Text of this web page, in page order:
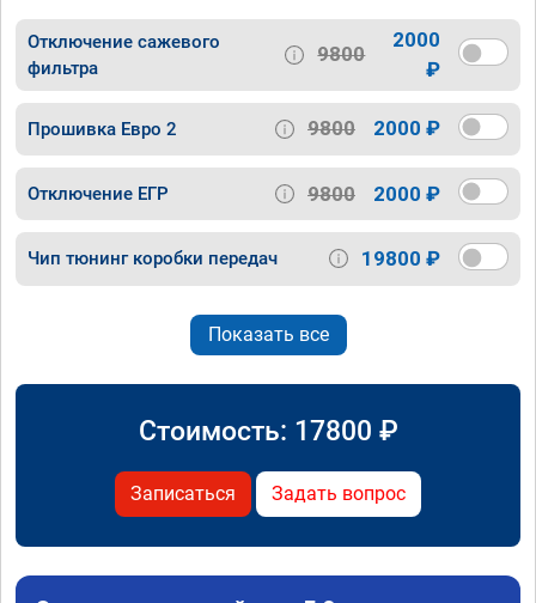
Отключение сажевого
фильтра
9800
2000
₽
Прошивка Евро 2 9800 2000 ₽
Отключение ЕГР 9800 2000 ₽
Чип тюнинг коробки передач 19800 ₽
Показать все
Стоимость: 17800 ₽
Записаться Задать вопрос